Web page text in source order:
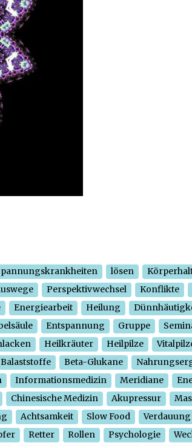
lösen
Perspektivwechsel Konflikte
Energiearbeit Heilung
Entspannung Gruppe
Heilkräuter Heilpilze
Balaststoffe
Beta-Glukane
Informationsmedizin Meridiane
Chinesische Medizin
Akupressur
Achtsamkeit Slow Food Verdauung
Retter Rollen Psychologie